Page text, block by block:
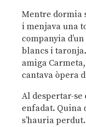
Mentre dormia
i menjava una
companyia
blancs i
amiga
cantava òpera
Al despertar-se
enfadat. Quina
s’hauria